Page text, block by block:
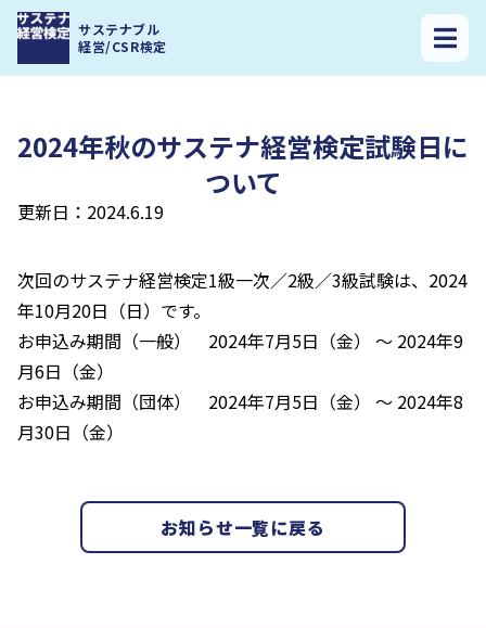
サステナブル
経営/CSR検定
サステナ経営検定トップ 2024年秋のサステナ経営検定試験日について
2024年秋のサステナ経営検定試験日に
ついて
更新日：2024.6.19
次回のサステナ経営検定1級一次／2級／3級試験は、2024
年10月20日（日）です。
お申込み期間（一般） 2024年7月5日（金） ～ 2024年9
月6日（金）
お申込み期間（団体） 2024年7月5日（金） ～ 2024年8
月30日（金）
お知らせ一覧に戻る